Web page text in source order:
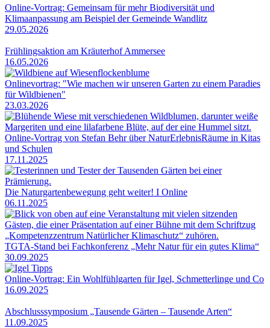
Online-Vortrag: Gemeinsam für mehr Biodiversität und
Klimaanpassung am Beispiel der Gemeinde Wandlitz
29.05.2026
Frühlingsaktion am Kräuterhof Ammersee
16.05.2026
Onlinevortrag: "Wie machen wir unseren Garten zu einem Paradies
für Wildbienen"
23.03.2026
Online-Vortrag von Stefan Behr über NaturErlebnisRäume in Kitas
und Schulen
17.11.2025
Die Naturgartenbewegung geht weiter! I Online
06.11.2025
TGTA-Stand bei Fachkonferenz „Mehr Natur für ein gutes Klima“
30.09.2025
Online-Vortrag: Ein Wohlfühlgarten für Igel, Schmetterlinge und Co
16.09.2025
Abschlusssymposium „Tausende Gärten – Tausende Arten“
11.09.2025